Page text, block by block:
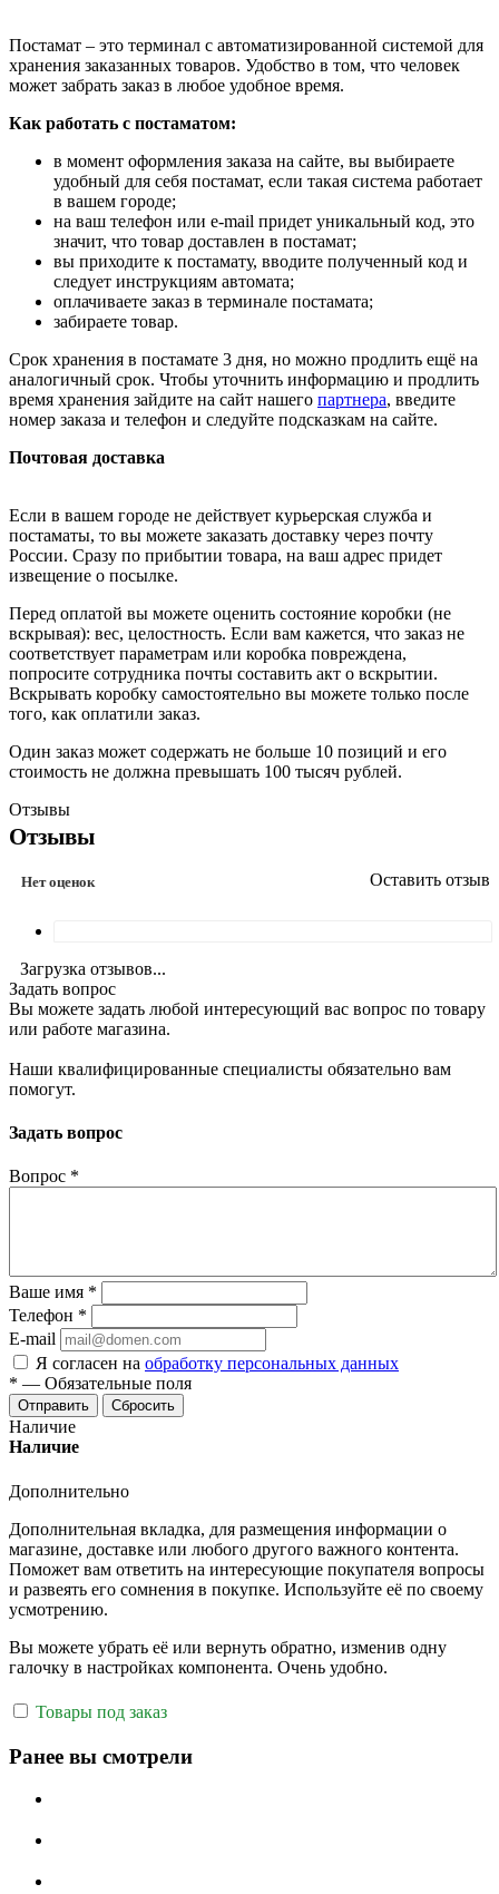
Постамат – это терминал с автоматизированной системой для
хранения заказанных товаров. Удобство в том, что человек
может забрать заказ в любое удобное время.
Как работать с постаматом:
в момент оформления заказа на сайте, вы выбираете
удобный для себя постамат, если такая система работает
в вашем городе;
на ваш телефон или e-mail придет уникальный код, это
значит, что товар доставлен в постамат;
вы приходите к постамату, вводите полученный код и
следует инструкциям автомата;
оплачиваете заказ в терминале постамата;
забираете товар.
Срок хранения в постамате 3 дня, но можно продлить ещё на
аналогичный срок. Чтобы уточнить информацию и продлить
время хранения зайдите на сайт нашего партнера, введите
номер заказа и телефон и следуйте подсказкам на сайте.
Почтовая доставка
Если в вашем городе не действует курьерская служба и
постаматы, то вы можете заказать доставку через почту
России. Сразу по прибытии товара, на ваш адрес придет
извещение о посылке.
Перед оплатой вы можете оценить состояние коробки (не
вскрывая): вес, целостность. Если вам кажется, что заказ не
соответствует параметрам или коробка повреждена,
попросите сотрудника почты составить акт о вскрытии.
Вскрывать коробку самостоятельно вы можете только после
того, как оплатили заказ.
Один заказ может содержать не больше 10 позиций и его
стоимость не должна превышать 100 тысяч рублей.
Отзывы
Отзывы
Нет оценок Оставить отзыв
Загрузка отзывов...
Задать вопрос
Вы можете задать любой интересующий вас вопрос по товару
или работе магазина.
Наши квалифицированные специалисты обязательно вам
помогут.
Задать вопрос
Вопрос *
Ваше имя *
Телефон *
E-mail
Я согласен на обработку персональных данных
* — Обязательные поля
Отправить Сбросить
Наличие
Наличие
Дополнительно
Дополнительная вкладка, для размещения информации о
магазине, доставке или любого другого важного контента.
Поможет вам ответить на интересующие покупателя вопросы
и развеять его сомнения в покупке. Используйте её по своему
усмотрению.
Вы можете убрать её или вернуть обратно, изменив одну
галочку в настройках компонента. Очень удобно.
Товары под заказ
Ранее вы смотрели